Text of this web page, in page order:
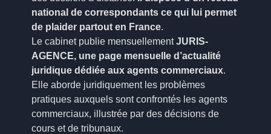
national de correspondants ce qui lui permet
de plaider partout en France.
Le cabinet publie mensuellementJURIS-
AGENCE, une page mensuelle d’actualité
juridique dédiée aux agents commerciaux.
Elle aborde juridiquement les problèmes
pratiques auxquels sont confrontés les agents
commerciaux, illustrée par des décisions de
cours et de tribunaux.